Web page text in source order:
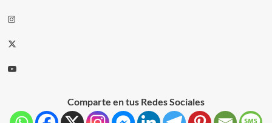
Comparte en tus Redes Sociales